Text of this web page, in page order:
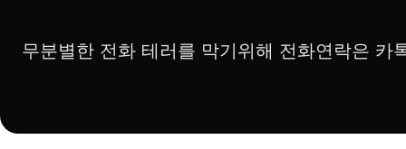
무분별한 전화 테러를 막기위해 전화연락은